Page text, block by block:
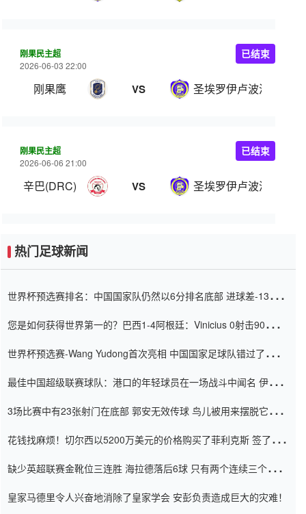
刚果民主超
2026-06-03 22:00
刚果鹰 VS 圣埃罗伊卢波波
已结束
刚果民主超
2026-06-06 21:00
辛巴(DRC) VS 圣埃罗伊卢波波
已结束
热门足球新闻
世界杯预选赛排名：中国国家队仍然以6分排名底部 进球差-13令人
您是如何获得世界第一的？巴西1-4阿根廷：Vinicius 0射击90分钟
世界杯预选赛-Wang Yudong首次亮相 中国国家足球队错过了世界
最佳中国超级联赛球队：港口的年轻球员在一场战斗中闻名 伊万放
3场比赛中有23张射门在底部 郭安无效传球 鸟儿被用来摆脱它
花钱找麻烦！切尔西以5200万美元的价格购买了菲利克斯 签了7年
缺少英超联赛金靴位三连胜 海拉德落后6球 只有两个连续三个连续
皇家马德里令人兴奋地消除了皇家学会 安彭负责造成巨大的灾难！